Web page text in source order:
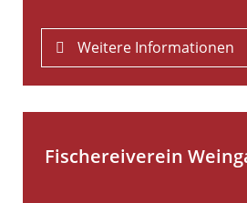
Weitere Informationen
Fischereiverein